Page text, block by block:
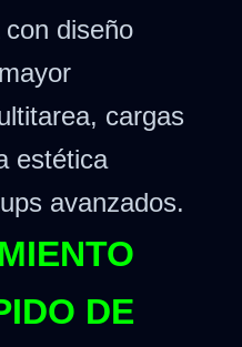
diseño
cargas
estética
avanzados.
DE